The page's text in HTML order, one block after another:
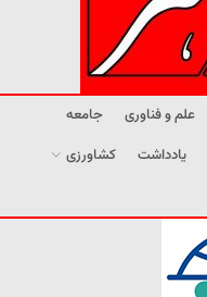
علم و فناوری
جامعه
یادداشت
کشاورزی